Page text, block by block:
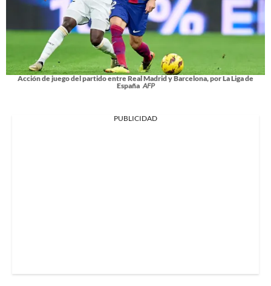
Acción de juego del partido entre Real Madrid y Barcelona, por La Liga de
España AFP
PUBLICIDAD